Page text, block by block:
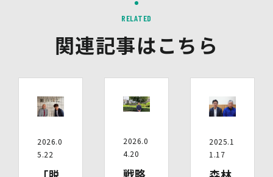
RELATED
関連記事はこちら
2026.0
5.22
2026.0
4.20
2025.1
1.17